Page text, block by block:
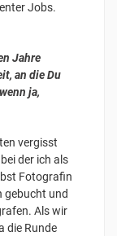
Jobs.
Jahre
an die Du
ja,
vergisst
der ich als
Fotografin
gebucht und
Als wir
die Runde